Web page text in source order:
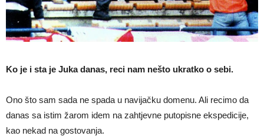
Ko je i sta je Juka danas, reci nam nešto ukratko o sebi.
Ono što sam sada ne spada u navijačku domenu. Ali recimo da
danas sa istim žarom idem na zahtjevne putopisne ekspedicije,
kao nekad na gostovanja.